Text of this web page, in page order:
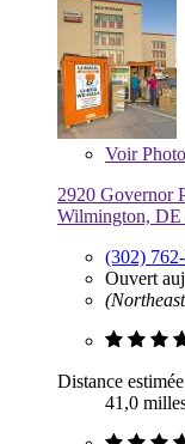
Voir
2920 Governor
Wilmington, DE
(302)
Ouvert
Distance estimée
41,0